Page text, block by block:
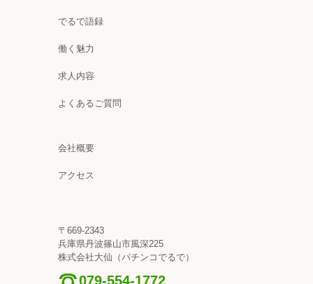
でるで語録
働く魅力
求人内容
よくあるご質問
会社概要
アクセス
〒669-2343
兵庫県丹波篠山市風深225
株式会社大仙（パチンコでるで）
079-554-1772